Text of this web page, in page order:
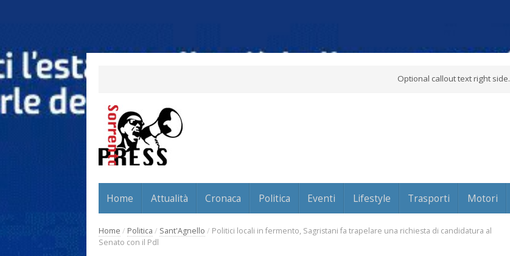
Optional callout text right side.
Home Attualità Cronaca Politica Eventi Lifestyle Trasporti Motori
Home / Politica / Sant'Agnello / Politici locali in fermento, Sagristani fa trapelare una richiesta di candidatura al
Senato con il Pdl